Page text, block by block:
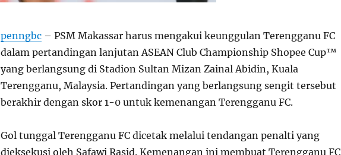
penngbc– PSM Makassar harus mengakui keunggulan Terengganu FC
dalam pertandingan lanjutan ASEAN Club Championship Shopee Cup™
yang berlangsung di Stadion Sultan Mizan Zainal Abidin, Kuala
Terengganu, Malaysia. Pertandingan yang berlangsung sengit tersebut
berakhir dengan skor 1-0 untuk kemenangan Terengganu FC.
Gol tunggal Terengganu FC dicetak melalui tendangan penalti yang
dieksekusi oleh Safawi Rasid. Kemenangan ini membuat Terengganu FC